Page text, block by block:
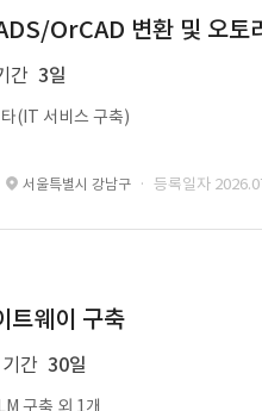
OrCAD 변환 및 오토
간 3일
(IT 서비스 구축)
서울특별시 강남구 · 등록일자
트웨이 구축
간 30일
구축 외 1개